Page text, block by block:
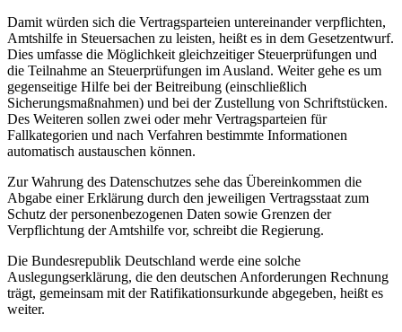
Damit würden sich die Vertragsparteien untereinander verpflichten,
Amtshilfe in Steuersachen zu leisten, heißt es in dem Gesetzentwurf.
Dies umfasse die Möglichkeit gleichzeitiger Steuerprüfungen und
die Teilnahme an Steuerprüfungen im Ausland. Weiter gehe es um
gegenseitige Hilfe bei der Beitreibung (einschließlich
Sicherungsmaßnahmen) und bei der Zustellung von Schriftstücken.
Des Weiteren sollen zwei oder mehr Vertragsparteien für
Fallkategorien und nach Verfahren bestimmte Informationen
automatisch austauschen können.
Zur Wahrung des Datenschutzes sehe das Übereinkommen die
Abgabe einer Erklärung durch den jeweiligen Vertragsstaat zum
Schutz der personenbezogenen Daten sowie Grenzen der
Verpflichtung der Amtshilfe vor, schreibt die Regierung.
Die Bundesrepublik Deutschland werde eine solche
Auslegungserklärung, die den deutschen Anforderungen Rechnung
trägt, gemeinsam mit der Ratifikationsurkunde abgegeben, heißt es
weiter.